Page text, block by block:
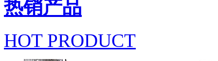
热销产品
HOT PRODUCT